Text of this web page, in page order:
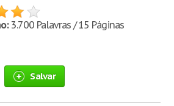
3.700 Palavras / 15 Páginas
Salvar